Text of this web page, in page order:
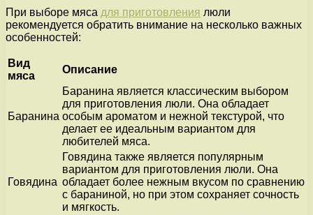
При выборе мяса для приготовления люли
рекомендуется обратить внимание на несколько важных
особенностей:
Вид
мяса
Описание
Баранина
Баранина является классическим выбором
для приготовления люли. Она обладает
особым ароматом и нежной текстурой, что
делает ее идеальным вариантом для
любителей мяса.
Говядина
Говядина также является популярным
вариантом для приготовления люли. Она
обладает более нежным вкусом по сравнению
с бараниной, но при этом сохраняет сочность
и мягкость.